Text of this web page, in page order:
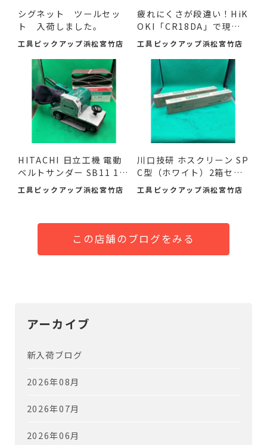
シグネット ツールセッ
ト 入荷しました。
工具ピックアップ浜松宮竹店
疲れにくさが段違い！HiK
OKI「CR18DA」で現場
の作...
工具ピックアップ浜松宮竹店
HITACHI 日立工機 電動
ベルトサンダー SB11 11
0mm ...
工具ピックアップ浜松宮竹店
川口技研 ホスクリーン SP
C型（ホワイト）2箱セ
ッ...
工具ピックアップ浜松宮竹店
この店舗のブログをみる
アーカイブ
新入荷ブログ
2026年08月
2026年07月
2026年06月